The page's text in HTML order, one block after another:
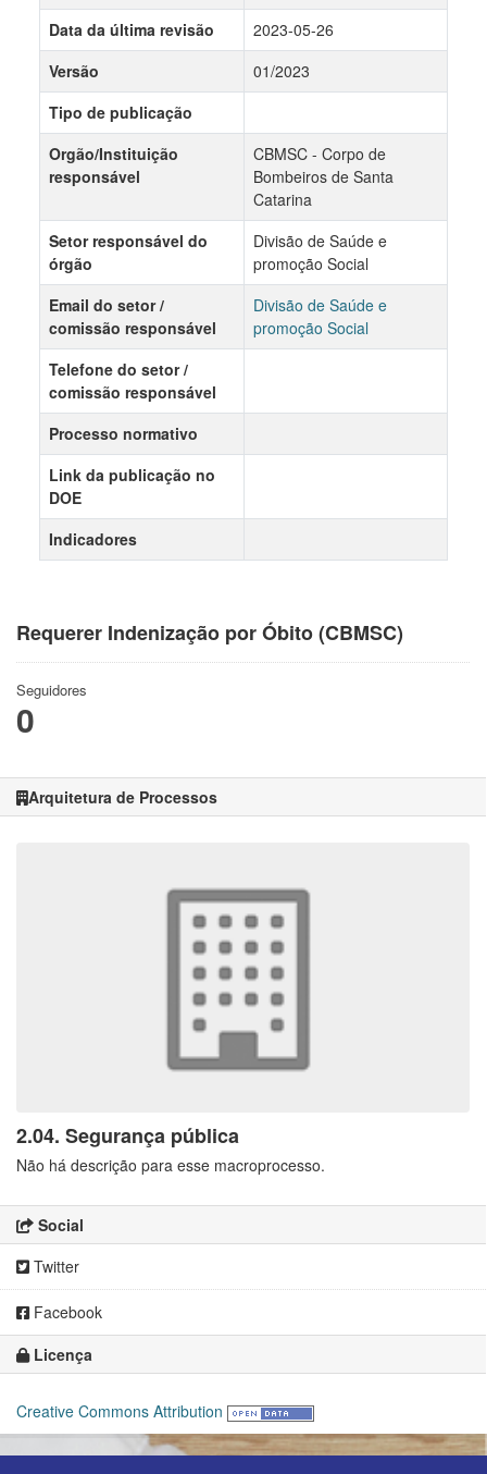
Requerer Indenização por Óbito (CBMSC)
Seguidores
0
Arquitetura de Processos
2.04. Segurança pública
Não há descrição para esse macroprocesso.
Social
Twitter
Facebook
Licença
Creative Commons Attribution
Data da última revisão
2023-05-26
Versão
01/2023
Tipo de publicação
Orgão/Instituição
responsável
CBMSC - Corpo de
Bombeiros de Santa
Catarina
Setor responsável do
órgão
Divisão de Saúde e
promoção Social
Email do setor /
comissão responsável
Divisão de Saúde e
promoção Social
Telefone do setor /
comissão responsável
Processo normativo
Link da publicação no
DOE
Indicadores